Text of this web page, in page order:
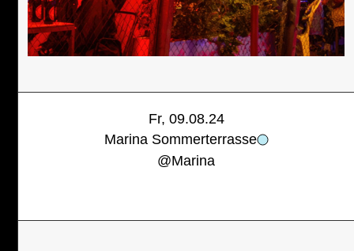
Fr, 09.08.24
Marina Sommerterrasse
@Marina